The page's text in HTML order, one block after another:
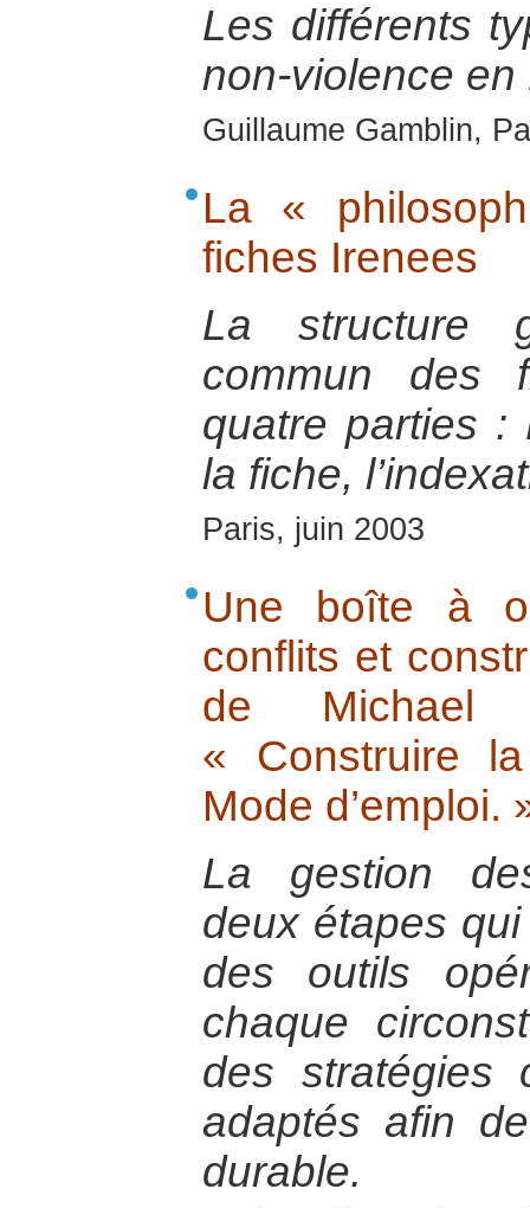
Les différents
non-violence en
Guillaume Gamblin,
La «
fiches Irenees
La structure
commun des
quatre parties :
la fiche,
Paris, juin 2003
Une boîte à
conflits et
de Michael
« Construire
Mode d’emploi.
La gestion
deux étapes
des outils
chaque
des stratégies
adaptés afin
durable.